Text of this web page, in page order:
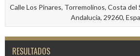
Calle Los Pinares, Torremolinos, Costa del
Andalucía, 29260,
RESULTADOS